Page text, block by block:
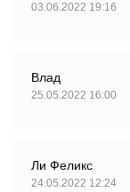
03.06.2022 19:16
Влад
25.05.2022 16:00
Ли Феликс
24.05.2022 12:24